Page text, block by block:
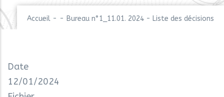
Accueil - - Bureau n°1_11.01. 2024 - Liste des décisions
Date
12/01/2024